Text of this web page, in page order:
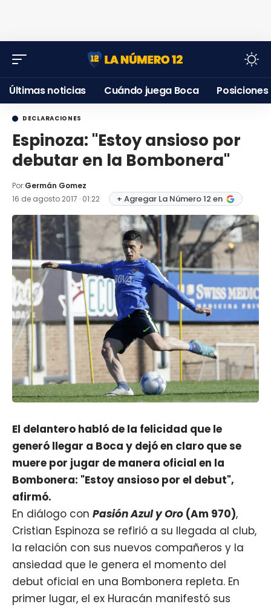
Últimas noticias Cuándo juega Boca Posiciones
DECLARACIONES
Espinoza: "Estoy ansioso por
debutar en la Bombonera"
Por:Germán Gomez
16 de agosto 2017 · 01:22
+ Agregar La Número 12 en
El delantero habló de la felicidad que le
generó llegar a Boca y dejó en claro que se
muere por jugar de manera oficial en la
Bombonera: "Estoy ansioso por el debut",
afirmó.
En diálogo con Pasión Azul y Oro (Am 970),
Cristian Espinoza se refirió a su llegada al club,
la relación con sus nuevos compañeros y la
ansiedad que le genera el momento del
debut oficial en una Bombonera repleta. En
primer lugar, el ex Huracán manifestó sus